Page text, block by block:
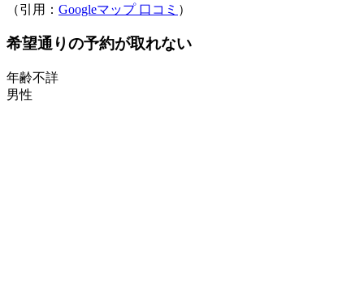
（引用： Googleマップ 口コミ ）
希望通りの予約が取れない
年齢不詳
男性